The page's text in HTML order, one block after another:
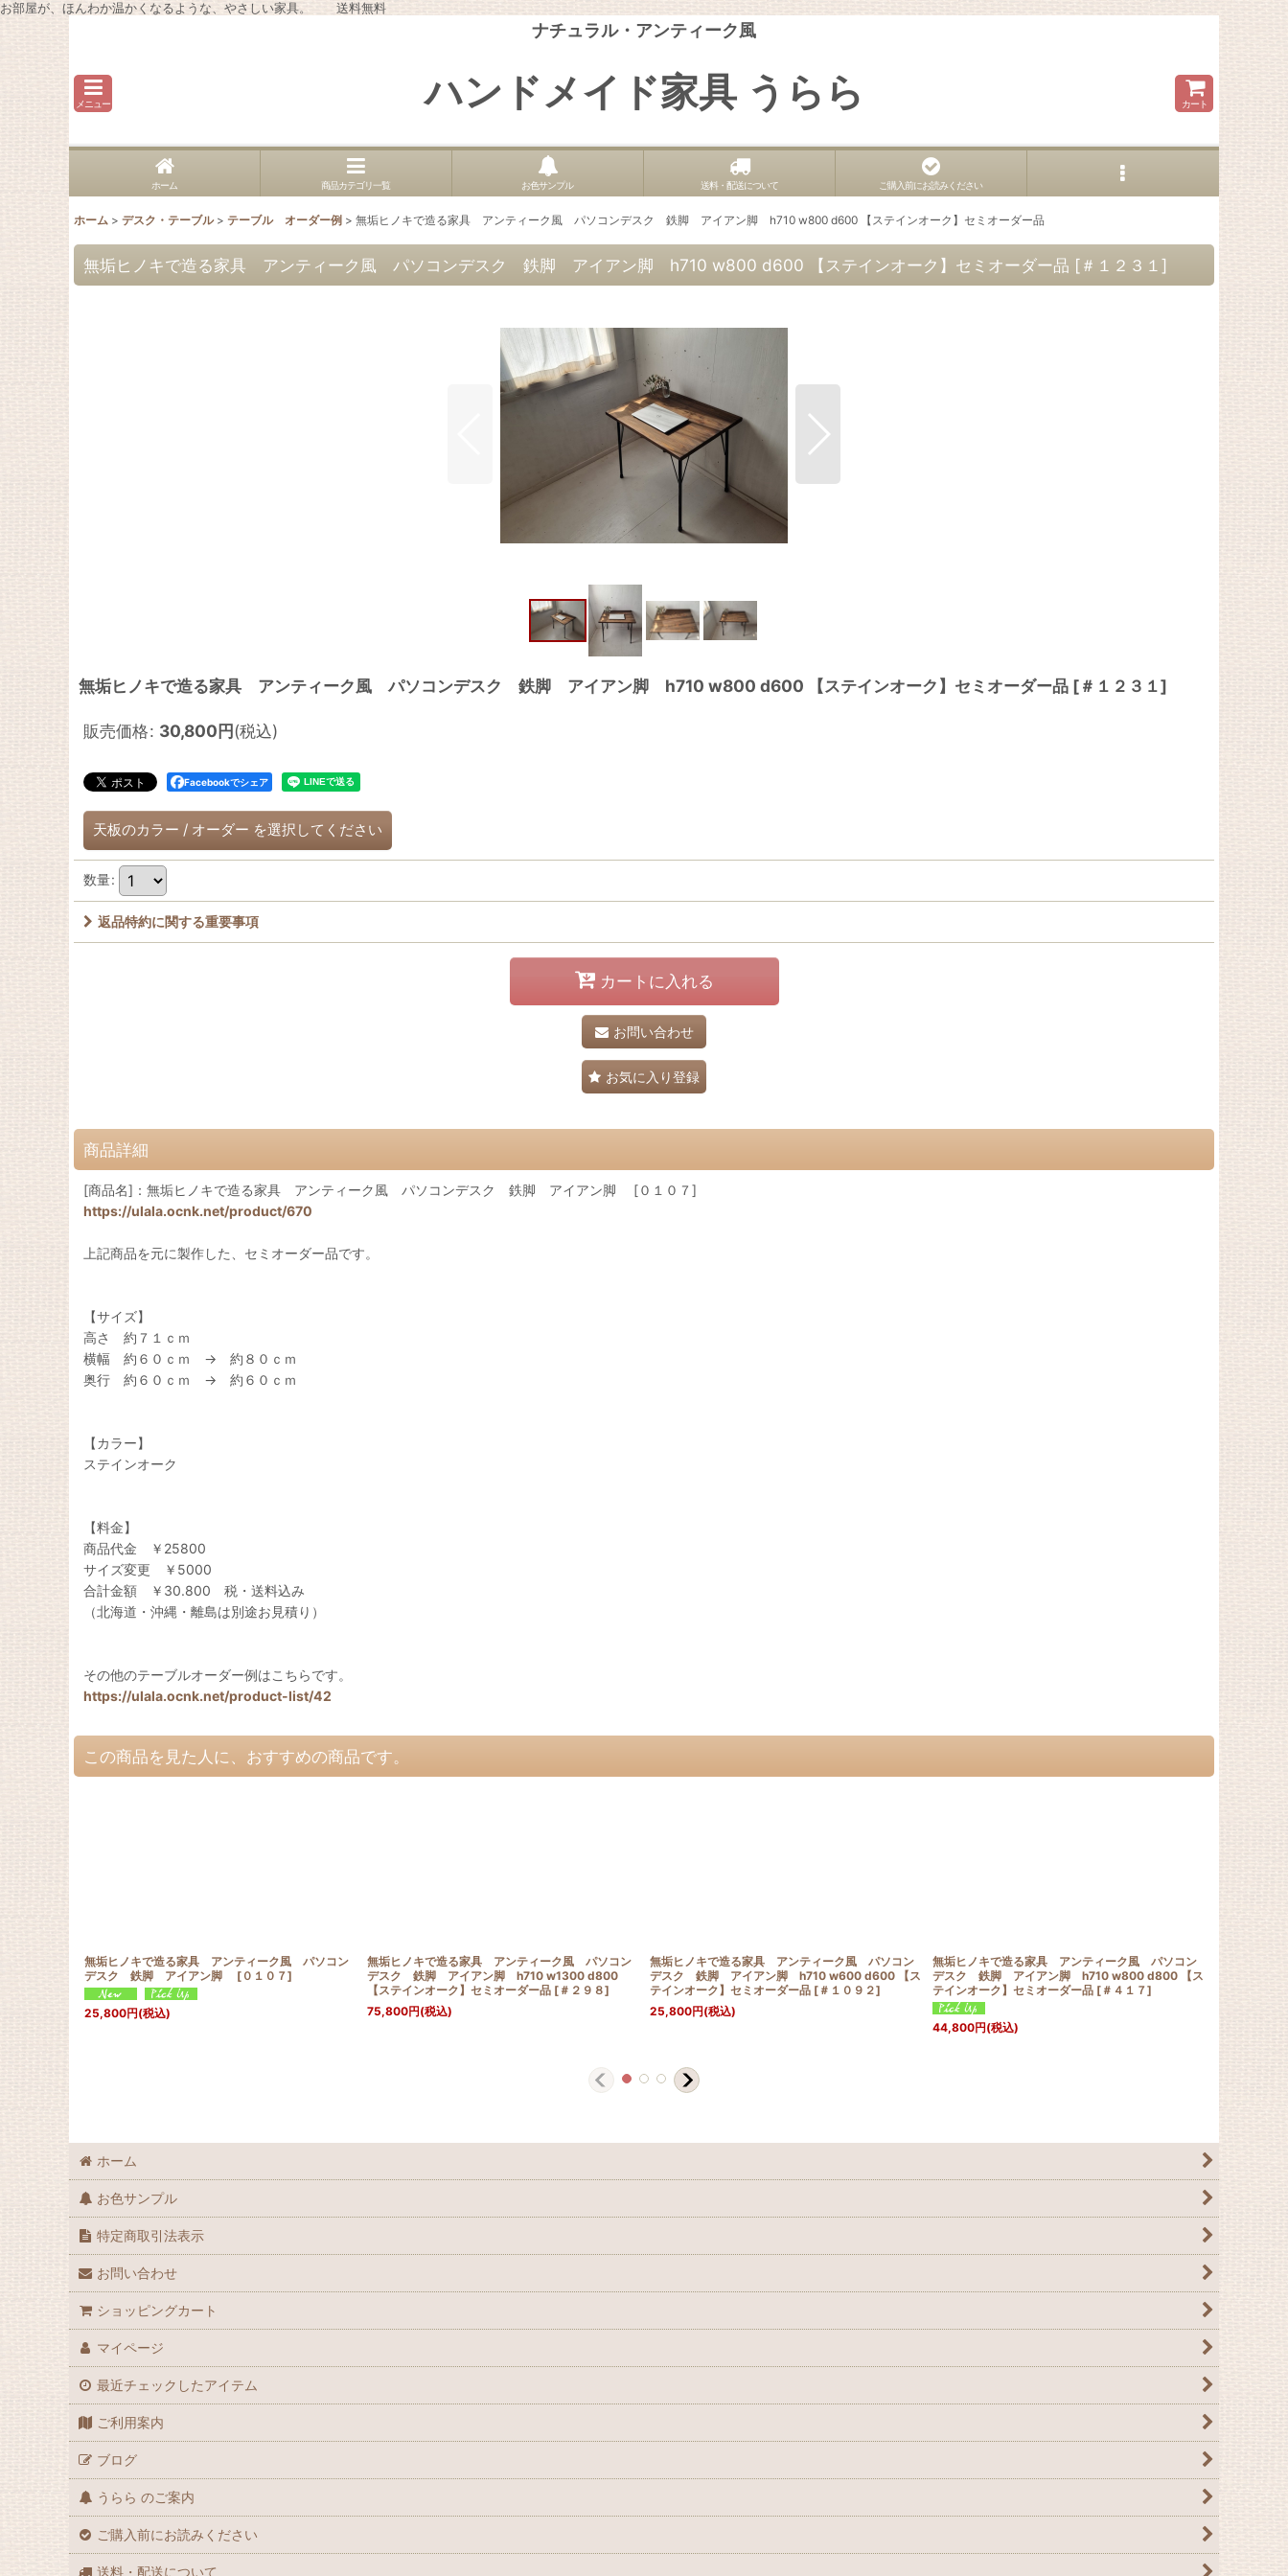
お部屋が、ほんわか温かくなるような、やさしい家具。 送料無料
ナチュラル・アンティーク風
メニュー ハンドメイド家具 うらら カート
ホーム 商品カテゴリ一覧 お色サンプル 送料・配送について ご購入前にお読みください
ホーム > デスク・テーブル > テーブル オーダー例 > 無垢ヒノキで造る家具 アンティーク風 パソコンデスク 鉄脚 アイアン脚 h710 w800 d600 【ステインオーク】セミオーダー品
無垢ヒノキで造る家具 アンティーク風 パソコンデスク 鉄脚 アイアン脚 h710 w800 d600 【ステインオーク】セミオーダー品 [＃１２３１ ]
無垢ヒノキで造る家具 アンティーク風 パソコンデスク 鉄脚 アイアン脚 h710 w800 d600 【ステインオーク】セミオーダー品 [＃１２３１]
販売価格: 30,800円(税込)
Facebookでシェア
天板のカラー / オーダー を選択してください
数量:
返品特約に関する重要事項
カートに入れる
お問い合わせ
お気に入り登録
商品詳細
[商品名]：無垢ヒノキで造る家具 アンティーク風 パソコンデスク 鉄脚 アイアン脚 [０１０７]
https://ulala.ocnk.net/product/670
上記商品を元に製作した、セミオーダー品です。
【サイズ】
高さ 約７１ｃｍ
横幅 約６０ｃｍ → 約８０ｃｍ
奥行 約６０ｃｍ → 約６０ｃｍ
【カラー】
ステインオーク
【料金】
商品代金 ￥25800
サイズ変更 ￥5000
合計金額 ￥30.800 税・送料込み
（北海道・沖縄・離島は別途お見積り）
その他のテーブルオーダー例はこちらです。
https://ulala.ocnk.net/product-list/42
この商品を見た人に、おすすめの商品です。
無垢ヒノキで造る家具 アンティーク風 パソコン
デスク 鉄脚 アイアン脚
[ ０１０７]
25,800円(税込)
無垢ヒノキで造る家具 アンティーク風 パソコン
デスク 鉄脚 アイアン脚 h710 w1300 d800
【ステインオーク】セミオーダー品 [ ＃２９８]
75,800円(税込)
無垢ヒノキで造る家具 アンティーク風 パソコン
デスク 鉄脚 アイアン脚 h710 w600 d600 【ス
テインオーク】セミオーダー品 [ ＃１０９２]
25,800円(税込)
無垢ヒノキで造る家具 アンティーク風 パソコン
デスク 鉄脚 アイアン脚 h710 w800 d800 【ス
テインオーク】セミオーダー品 [ ＃４１７]
44,800円(税込)
ホーム
お色サンプル
特定商取引法表示
お問い合わせ
ショッピングカート
マイページ
最近チェックしたアイテム
ご利用案内
ブログ
うらら のご案内
ご購入前にお読みください
送料・配送について